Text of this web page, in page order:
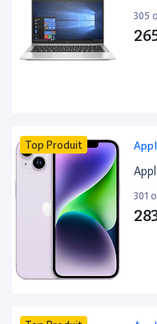
305
Top Produit
301